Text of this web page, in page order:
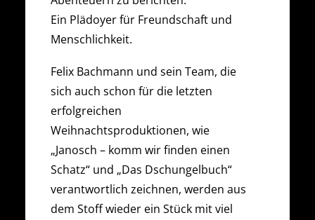
Ein Plädoyer für Freundschaft und
Menschlichkeit.
Felix Bachmann und sein Team, die
sich auch schon für die letzten
erfolgreichen
Weihnachtsproduktionen, wie
„Janosch – komm wir finden einen
Schatz“ und „Das Dschungelbuch“
verantwortlich zeichnen, werden aus
dem Stoff wieder ein Stück mit viel